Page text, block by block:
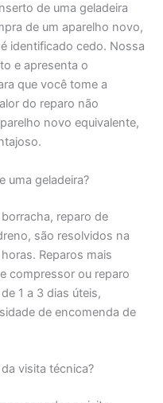
de uma geladeira
de um aparelho novo,
identificado cedo. Nossa
e apresenta o
que você tome a
do reparo não
novo equivalente,
uma geladeira?
reparo de
são resolvidos na
Reparos mais
compressor ou reparo
1 a 3 dias úteis,
de encomenda de
visita técnica?